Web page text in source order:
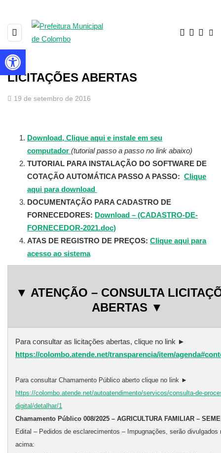
LICITAÇÕES ABERTAS
19 de setembro de 2016
Download, Clique aqui e instale em seu
computador (tutorial passo a passo no link abaixo)
TUTORIAL PARA INSTALAÇÃO DO SOFTWARE DE
COTAÇÃO AUTOMÁTICA PASSO A PASSO: Clique
aqui para download
DOCUMENTAÇÃO PARA CADASTRO DE
FORNECEDORES: Download – (CADASTRO-DE-
FORNECEDOR-2021.doc)
ATAS DE REGISTRO DE PREÇOS: Clique aqui para
acesso ao sistema
▼ ATENÇÃO – CONSULTA
ABERTAS ▼
Para consultar as licitações abertas, clique no link ►
https://colombo.atende.net/transparencia/item/
Para consultar Chamamento Público aberto clique no link ►
https://colombo.atende.net/autoatendimento/servicos/consulta-de-
digital/detalhar/1
Chamamento Público 008/2025 – AGRICULTURA FAMILIAR –
Edital – Pedidos de esclarecimentos – Impugnações, serão divulgados
acima:
Barra de Ferramentas Aberta